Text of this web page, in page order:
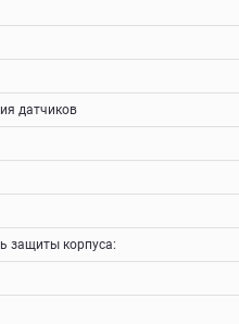
датчиков
защиты корпуса: